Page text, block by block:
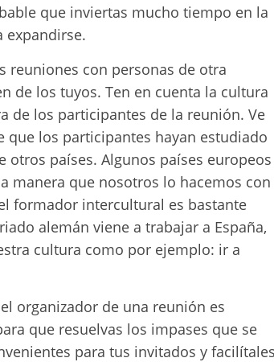
que inviertas mucho tiempo en la
expandirse.
reuniones con personas de otra
de los tuyos. Ten en cuenta la cultura
de los participantes de la reunión. Ve
los participantes hayan estudiado
países. Algunos países europeos
manera que nosotros lo hacemos con
formador intercultural es bastante
alemán viene a trabajar a España,
cultura como por ejemplo: ir a
organizador de una reunión es
que resuelvas los impases que se
para tus invitados y facilítales